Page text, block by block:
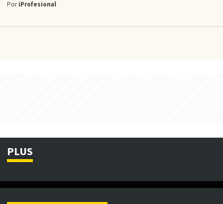
PoriProfesional
PLUS